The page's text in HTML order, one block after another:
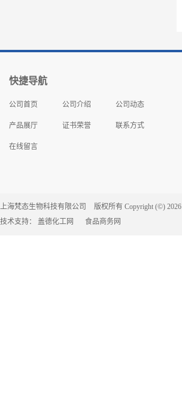
快捷导航
公司首页 公司介绍 公司动态
产品展厅 证书荣誉 联系方式
在线留言
上海梵态生物科技有限公司 版权所有 Copyright (©) 2026
技术支持： 盖德化工网 食品商务网